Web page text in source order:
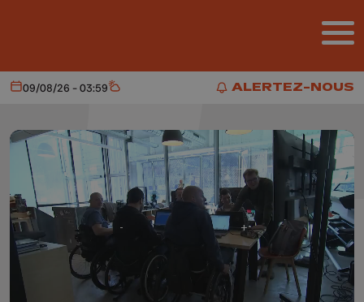
ALERTEZ-NOUS
ALERTEZ-NOUS
Aujourd'hui
09/08/26 - 03:59 Météo